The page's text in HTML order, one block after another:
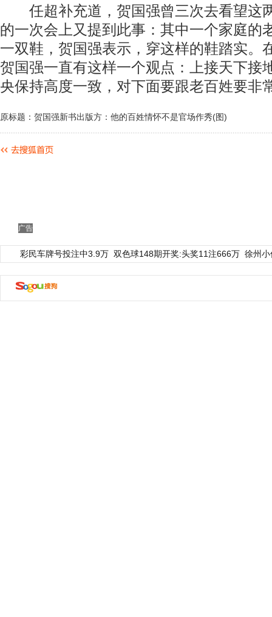
任超补充道，贺国强曾三次去看望这
的一次会上又提到此事：其中一个家庭的
一双鞋，贺国强表示，穿这样的鞋踏实。
贺国强一直有这样一个观点：上接天下接
央保持高度一致，对下面要跟老百姓要非
原标题：贺国强新书出版方：他的百姓情怀不是官场作秀(图)
广告
彩民车牌号投注中3.9万 双色球148期开奖:头奖11注666万 徐州